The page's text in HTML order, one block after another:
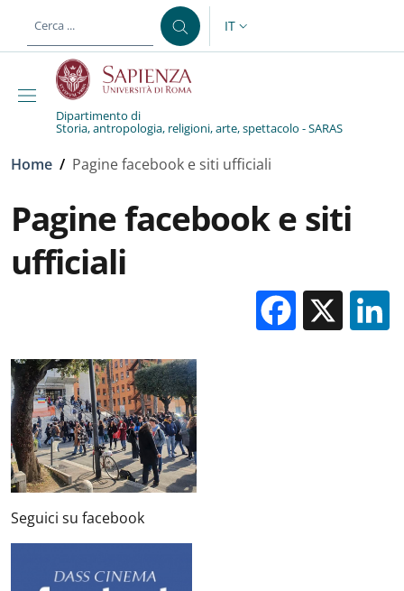
al contenuto principale
SELETTORE LINGUA:
IT
Dipartimento di
Storia, antropologia, religioni, arte, spettacolo - SARAS
Briciole di pane
Home / Pagine facebook e siti ufficiali
Pagine facebook e siti
ufficiali
X
Seguici su facebook